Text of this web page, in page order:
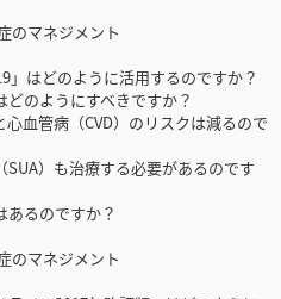
のマネジメント
」はどのように活用するのですか？
のようにすべきですか？
血管病（CVD）のリスクは減るので
）も治療する必要があるのです
あるのですか？
のマネジメント